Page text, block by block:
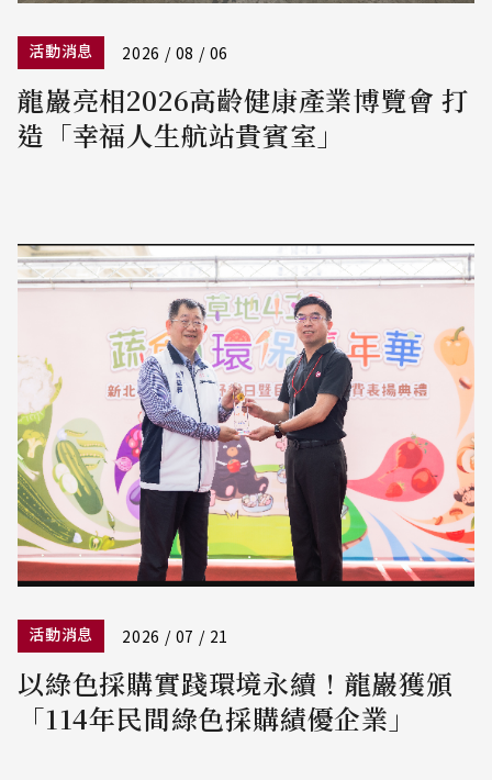
活動消息 2026 / 08 / 06
龍巖亮相2026高齡健康產業博覽會 打
造「幸福人生航站貴賓室」
活動消息 2026 / 07 / 21
以綠色採購實踐環境永續！龍巖獲頒
「114年民間綠色採購績優企業」